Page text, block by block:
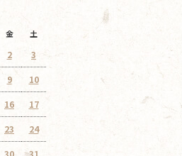
金 土
2 3
9 10
16 17
23 24